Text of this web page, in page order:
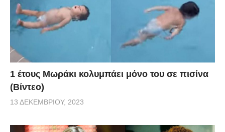
1 έτους Μωράκι κολυμπάει μόνο του σε πισίνα
(Βίντεο)
13 ΔΕΚΕΜΒΡΊΟΥ, 2023